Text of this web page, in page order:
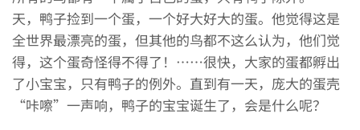
天，鸭子捡到一个蛋，一个好大好大的蛋。他觉得这是
全世界最漂亮的蛋，但其他的鸟都不这么认为，他们觉
得，这个蛋奇怪得不得了！……很快，大家的蛋都孵出
了小宝宝，只有鸭子的例外。直到有一天，庞大的蛋壳
“咔嚓”一声响，鸭子的宝宝诞生了，会是什么呢？